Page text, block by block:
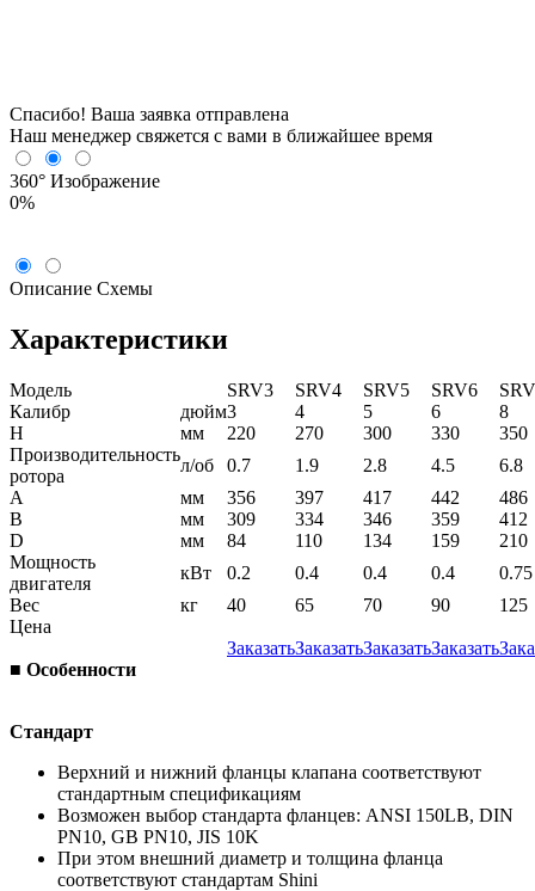
Спасибо! Ваша заявка отправлена
Наш менеджер свяжется с вами в ближайшее время
360° Изображение
0%
Описание Схемы
Характеристики
Модель SRV3 SRV4 SRV5 SRV6
Калибр
дюйм3 4 5 6
8
H
мм 220 270 300 330
350
Производительность
ротора
л/об 0.7 1.9 2.8 4.5
6.8
A
мм 356 397 417 442
486
B
мм 309 334 346 359
412
D
мм 84 110 134 159
210
Мощность
двигателя
кВт 0.2 0.4 0.4 0.4
0.75
Вес
кг 40 65 70 90
125
Цена
ЗаказатьЗаказатьЗаказатьЗаказать
■ Особенности
Стандарт
Верхний и нижний фланцы клапана соответствуют
стандартным спецификациям
Возможен выбор стандарта фланцев: ANSI 150LB, DIN
PN10, GB PN10, JIS 10K
При этом внешний диаметр и толщина фланца
соответствуют стандартам Shini